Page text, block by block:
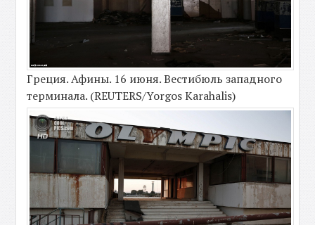
Греция. Афины. 16 июня. Вестибюль западного
терминала. (REUTERS/Yorgos Karahalis)